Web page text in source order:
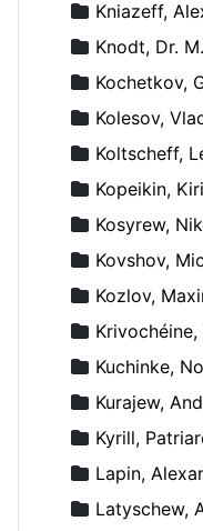
Kniazeff,
Knodt, Dr.
Kochetkov,
Kolesov,
Koltscheff,
Kopeikin,
Kosyrew,
Kovshov,
Kozlov,
Krivochéine,
Kuchinke,
Kurajew,
Kyrill,
Lapin,
Latyschew,